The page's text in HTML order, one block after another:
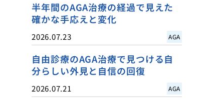
半年間のAGA治療の経過で見えた
確かな手応えと変化
2026.07.23 AGA
自由診療のAGA治療で見つける自
分らしい外見と自信の回復
2026.07.21 AGA